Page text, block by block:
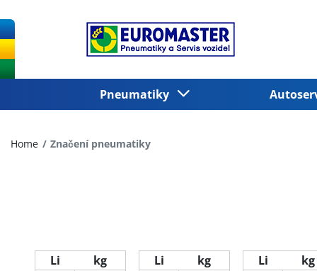
Pneumatiky
Home Značení pneumatiky
Li
kg
Li
kg
Li
kg